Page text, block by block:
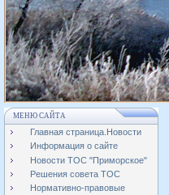
МЕНЮ САЙТА
Главная страница.Новости
Информация о сайте
Новости ТОС "Приморское"
Решения совета ТОС
Нормативно-правовые